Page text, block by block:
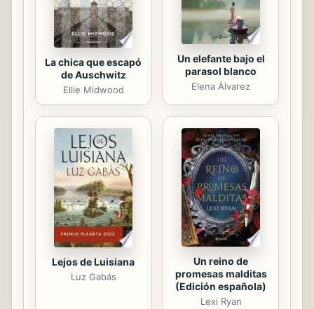
La chica que escapó
de Auschwitz
Ellie Midwood
Un elefante bajo el
parasol blanco
Elena Álvarez
Lejos de Luisiana
Luz Gabás
Un reino de
promesas malditas
(Edición española)
Lexi Ryan